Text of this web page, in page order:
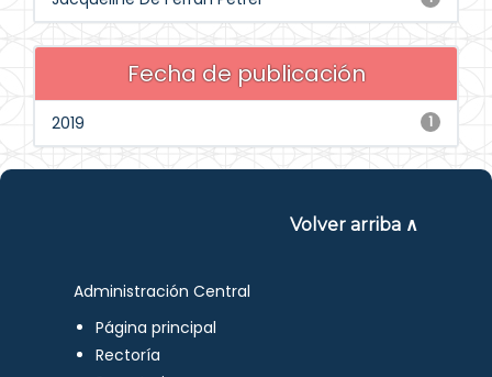
Fecha de publicación
1
2019
Volver arriba ∧
Administración Central
Página principal
Rectoría